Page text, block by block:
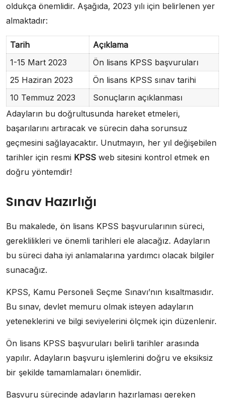
oldukça önemlidir. Aşağıda, 2023 yılı için belirlenen yer
almaktadır:
Tarih
Açıklama
1-15 Mart 2023
Ön lisans KPSS başvuruları
25 Haziran 2023
Ön lisans KPSS sınav tarihi
10 Temmuz 2023
Sonuçların açıklanması
Adayların bu doğrultusunda hareket etmeleri,
başarılarını artıracak ve sürecin daha sorunsuz
geçmesini sağlayacaktır. Unutmayın, her yıl değişebilen
tarihler için resmi KPSS web sitesini kontrol etmek en
doğru yöntemdir!
Sınav Hazırlığı
Bu makalede, ön lisans KPSS başvurularının süreci,
gereklilikleri ve önemli tarihleri ele alacağız. Adayların
bu süreci daha iyi anlamalarına yardımcı olacak bilgiler
sunacağız.
KPSS, Kamu Personeli Seçme Sınavı’nın kısaltmasıdır.
Bu sınav, devlet memuru olmak isteyen adayların
yeteneklerini ve bilgi seviyelerini ölçmek için düzenlenir.
Ön lisans KPSS başvuruları belirli tarihler arasında
yapılır. Adayların başvuru işlemlerini doğru ve eksiksiz
bir şekilde tamamlamaları önemlidir.
Başvuru sürecinde adayların hazırlaması gereken